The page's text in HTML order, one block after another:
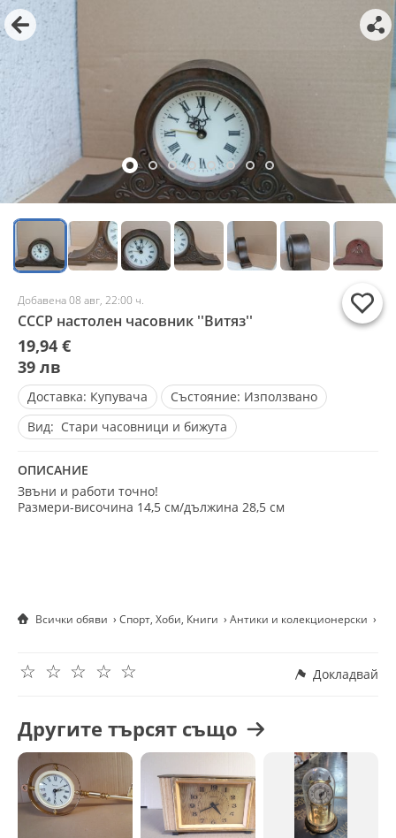
Добавена 08 авг, 22:00 ч.
СССР настолен часовник ''Витяз''
19,94 €
39 лв
Доставка: Купувача Състояние: Използвано
Вид: Стари часовници и бижута
ОПИСАНИЕ
Звъни и работи точно!
Размери-височина 14,5 см/дължина 28,5 см
Всички обяви Спорт, Хоби, Книги Антики и колекционерски
☆
☆
☆
☆
☆ Докладвай
Другите търсят също